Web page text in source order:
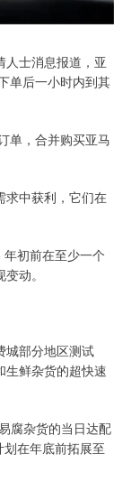
士消息报道，亚
单后一小时内到其
单，合并购买亚马
中获利，它们在
初前在至少一个
动。
部分地区测试
生鲜杂货的超快速
腐杂货的当日达配
在年底前拓展至